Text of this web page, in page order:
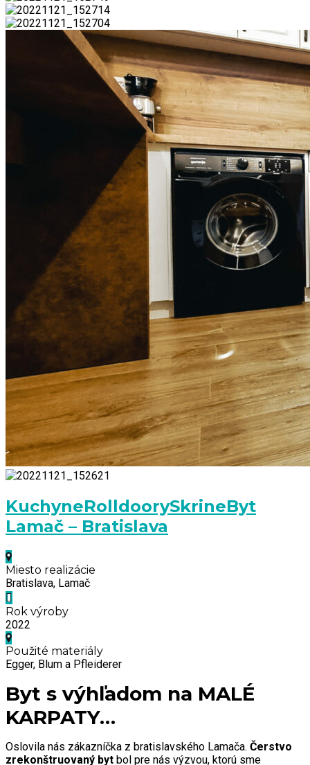
KuchyneRolldoorySkrineByt
Lamač – Bratislava
Miesto realizácie
Bratislava, Lamač
Rok výroby
2022
Použité materiály
Egger, Blum a Pfleiderer
Byt s výhľadom na MALÉ
KARPATY…
Oslovila nás zákazníčka z bratislavského Lamača. Čerstvo
zrekonštruovaný byt bol pre nás výzvou, ktorú sme